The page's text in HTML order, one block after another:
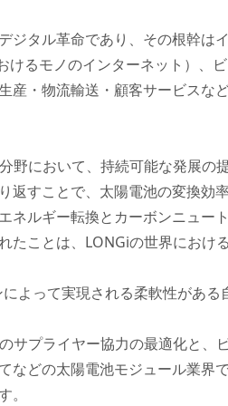
ジタル革命であり、その根幹は
るモノのインターネット）、
産・物流輸送・顧客サービス
野において、持続可能な発展
返すことで、太陽電池の変換
ネルギー転換とカーボンニュ
たことは、LONGiの世界におけ
よって実現される柔軟性がある
サプライヤー協力の最適化と、
などの太陽電池モジュール業